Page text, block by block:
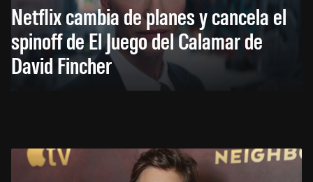
Netflix cambia de planes y cancela el
spinoff de El Juego del Calamar de
David Fincher